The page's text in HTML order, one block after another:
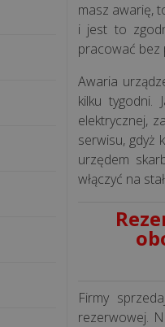
masz awarię,
i jest to
pracować bez
Awaria
kilku tygodni.
elektrycznej,
serwisu, gdyż
urzędem
włączyć na
Firmy
rezerwowej.